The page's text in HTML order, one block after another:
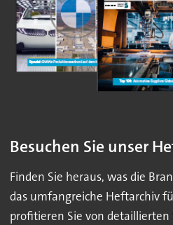
Besuchen Sie unser
Finden Sie heraus, was die
das umfangreiche Heftarchiv
profitieren Sie von detaillierten